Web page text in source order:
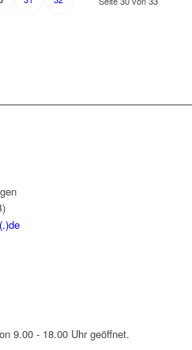
9.00 - 18.00 Uhr geöffnet.